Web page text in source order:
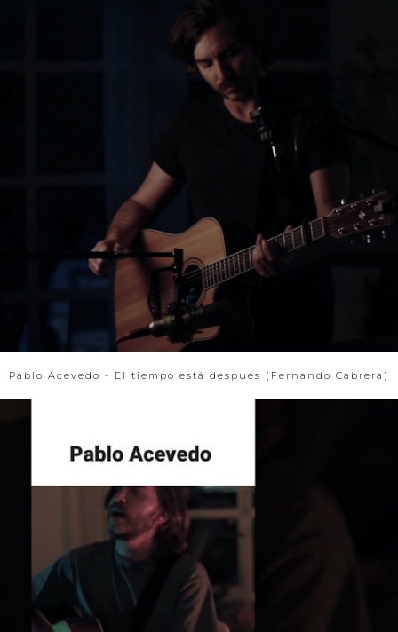
Pablo Acevedo - El tiempo está después (Fernando Cabrera)